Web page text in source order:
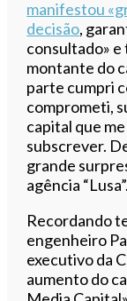
manifestou
decisão,
consultado»
montante do
parte cumpri
comprometi,
capital que
subscrever.
grande
agência “Lusa”.
Recordando
engenheiro
executivo da
aumento do